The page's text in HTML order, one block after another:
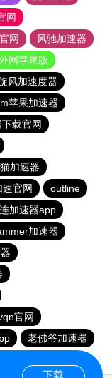
网
网
风驰加速器
网苹果版
风加速度器
苹果加速器
载官网
加速器
速官网
outline
加速器app
加速器
官网
老佛爷加速器
下载